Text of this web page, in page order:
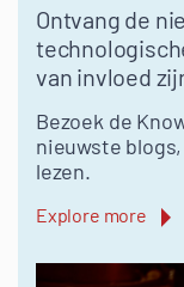
Ontvang de
van invloed
Bezoek de
nieuwste
lezen.
Explore more